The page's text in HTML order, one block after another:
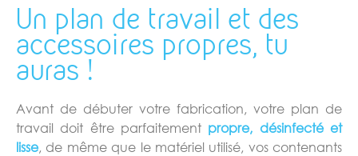
Un plan de travail et des
accessoires propres, tu
auras !
Avant de débuter votre fabrication, votre plan de
travail doit être parfaitement propre, désinfecté et
lisse, de même que le matériel utilisé, vos contenants